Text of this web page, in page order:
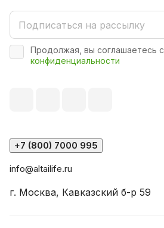
Продолжая, вы соглашаетесь с
конфиденциальности
+7 (800) 7000 995
info@altailife.ru
г. Москва, Кавказский б-р 59